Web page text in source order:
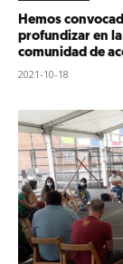
Hemos
profundizar en
comunidad de
2021-10-18